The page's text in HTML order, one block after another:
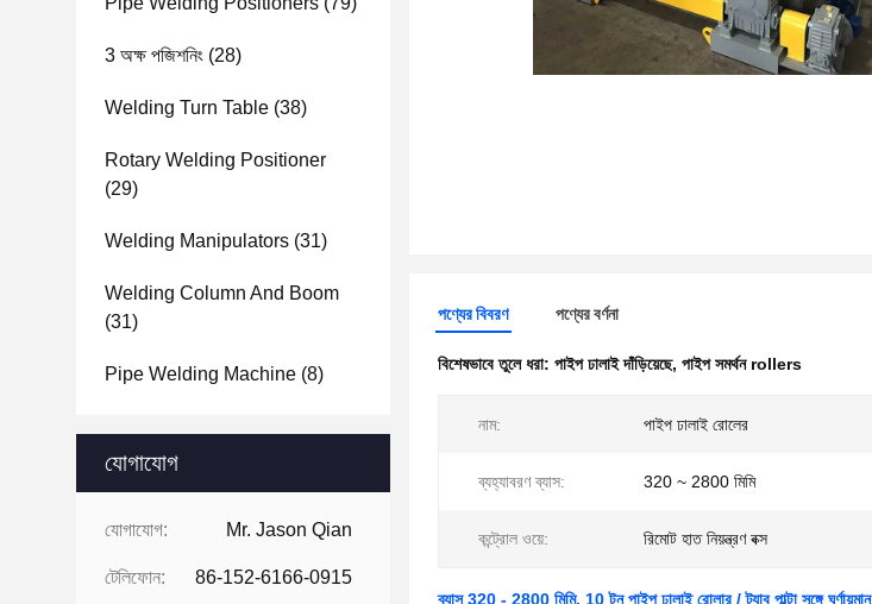
3 অক্ষ পজিশনিং (28)
Welding Turn Table (38)
Rotary Welding Positioner
(29)
Welding Manipulators (31)
Welding Column And Boom
(31)
Pipe Welding Machine (8)
যোগাযোগ
যোগাযোগ: Mr. Jason Qian
টেলিফোন: 86-152-6166-0915
পণ্যের বিবরণ পণ্যের বর্ণনা
বিশেষভাবে তুলে ধরা: পাইপ ঢালাই দাঁড়িয়েছে, পাইপ সমর্থন rollers
নাম: পাইপ ঢালাই রোলের
ব্যহ্যাবরণ ব্যাস: 320 ~ 2800 মিমি
কন্ট্রোল ওয়ে: রিমোট হাত নিয়ন্ত্রণ বক্স
ব্যাস 320 - 2800 মিমি, 10 টন পাইপ ঢালাই রোলার / ট্যাব পাল্টা সঙ্গে ঘূর্ণায়মান